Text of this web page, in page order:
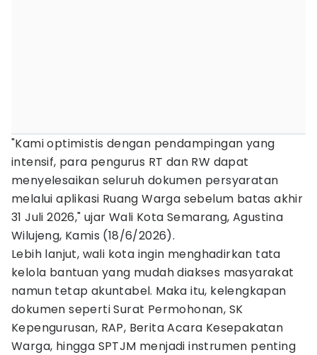
"Kami optimistis dengan pendampingan yang
intensif, para pengurus RT dan RW dapat
menyelesaikan seluruh dokumen persyaratan
melalui aplikasi Ruang Warga sebelum batas akhir
31 Juli 2026," ujar Wali Kota Semarang, Agustina
Wilujeng, Kamis (18/6/2026).
Lebih lanjut, wali kota ingin menghadirkan tata
kelola bantuan yang mudah diakses masyarakat
namun tetap akuntabel. Maka itu, kelengkapan
dokumen seperti Surat Permohonan, SK
Kepengurusan, RAP, Berita Acara Kesepakatan
Warga, hingga SPTJM menjadi instrumen penting